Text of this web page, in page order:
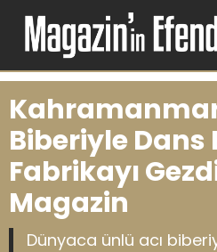
Biberiyle Dans
Fabrikayı
Magazin
Dünyaca ünlü acı